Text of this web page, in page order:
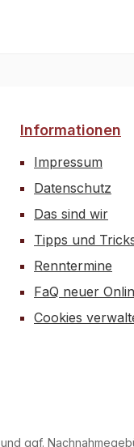
Informationen
Impressum
Datenschutz
Das sind wir
Tipps und
Renntermine
FaQ neuer
Cookies
und ggf.